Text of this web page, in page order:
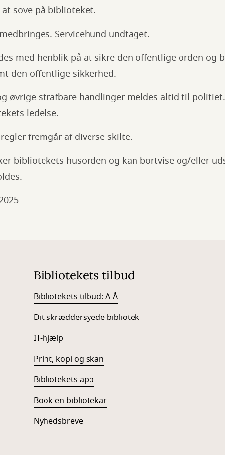
sove på biblioteket.
Servicehund undtaget.
med henblik på at sikre den offentlige orden og
den offentlige sikkerhed.
øvrige strafbare handlinger meldes altid til
ledelse.
fremgår af diverse skilte.
bibliotekets husorden og kan bortvise og/eller
Bibliotekets tilbud
Bibliotekets tilbud: A-Å
Dit skræddersyede bibliotek
IT-hjælp
Print, kopi og skan
Bibliotekets app
Book en bibliotekar
Nyhedsbreve